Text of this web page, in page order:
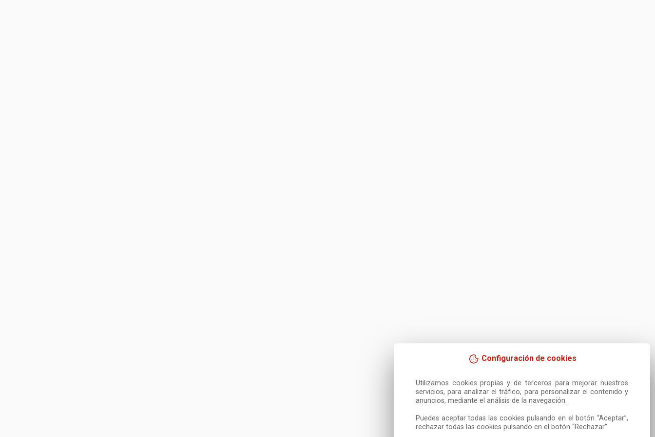
Configuración de cookies
Utilizamos cookies propias y de terceros para mejorar nuestros
servicios, para analizar el tráfico, para personalizar el contenido y
anuncios, mediante el análisis de la navegación.
Puedes aceptar todas las cookies pulsando en el botón “Aceptar”,
rechazar todas las cookies pulsando en el botón “Rechazar”